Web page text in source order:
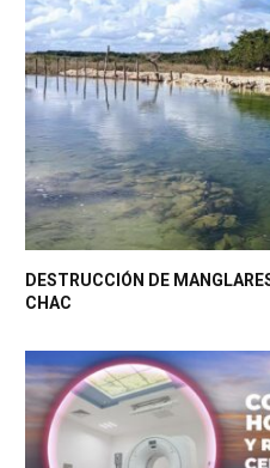
DESTRUCCIÓN DE
CHAC